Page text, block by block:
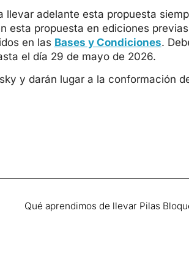
adelante esta propuesta
esta propuesta en ediciones
en las Bases y Condiciones.
el día 29 de mayo de 2026.
y darán lugar a la conformación
Qué aprendimos de llevar Pilas